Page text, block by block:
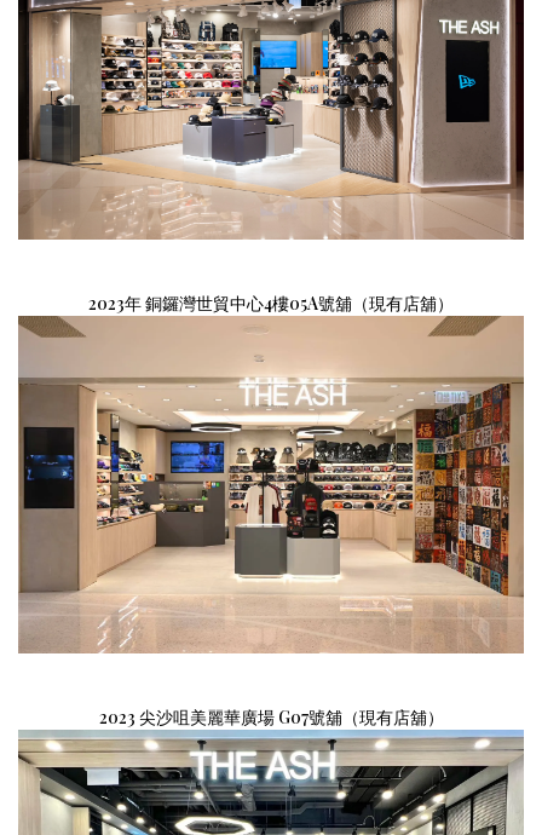
2023年 銅鑼灣世貿中心4樓05A號舖（現有店舖）
2023 尖沙咀美麗華廣場 G07號舖（現有店舖）